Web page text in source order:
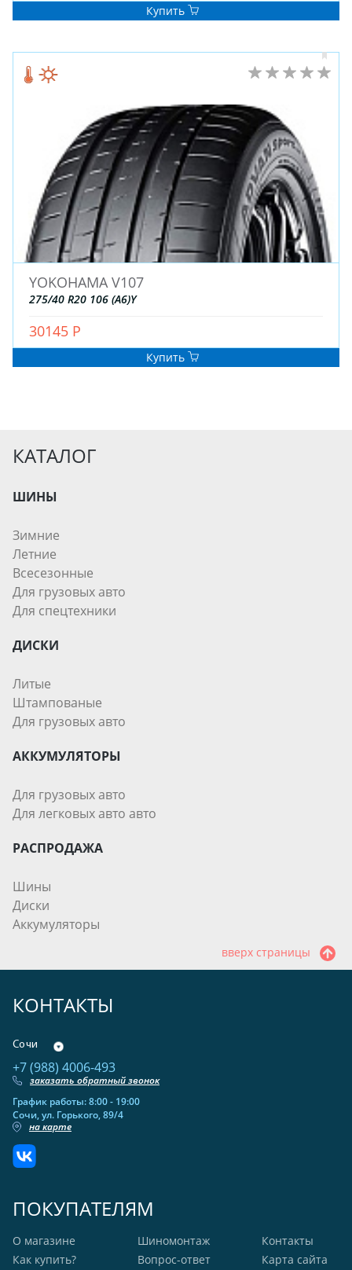
Купить
YOKOHAMA V107
275/40 R20 106 (A6)Y
30145 Р
Купить
КАТАЛОГ
ШИНЫ
Зимние
Летние
Всесезонные
Для грузовых авто
Для спецтехники
ДИСКИ
Литые
Штампованые
Для грузовых авто
АККУМУЛЯТОРЫ
Для грузовых авто
Для легковых авто авто
РАСПРОДАЖА
Шины
Диски
Аккумуляторы
вверх страницы
КОНТАКТЫ
Сочи
+7 (988) 4006-493
заказать обратный звонок
График работы: 8:00 - 19:00
Сочи, ул. Горького, 89/4
на карте
ПОКУПАТЕЛЯМ
О магазине
Как купить?
Шиномонтаж
Вопрос-ответ
Контакты
Карта сайта